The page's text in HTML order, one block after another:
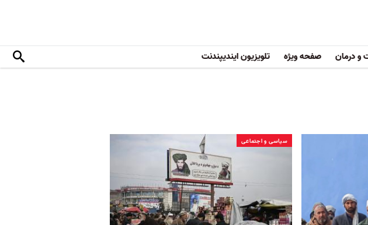
و درمان صفحه ویژه تلویزیون ایندیپندنت
سیاسی و اجتماعی